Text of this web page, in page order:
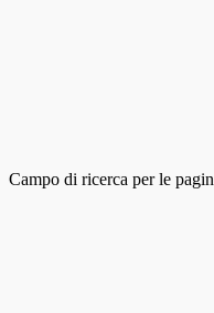
Campo di ricerca per le